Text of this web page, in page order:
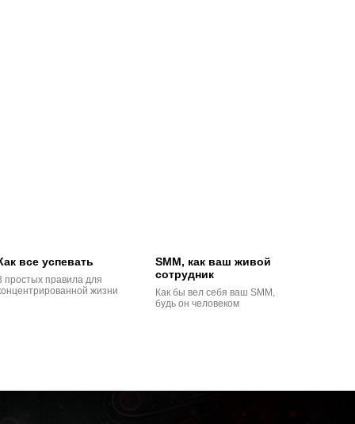
все успевать
простых правила для
жизни
SMM, как ваш живой
сотрудник
Как бы вел себя ваш SMM,
будь он человеком